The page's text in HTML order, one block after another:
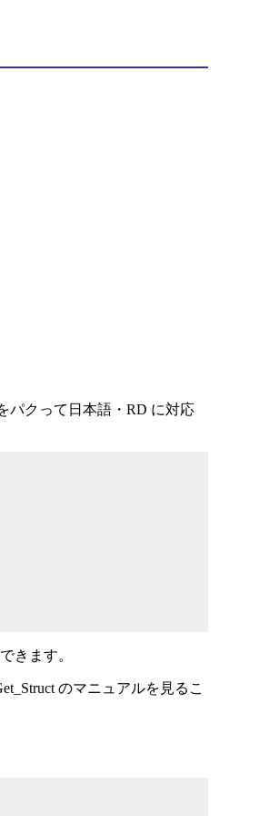
パクって日本語・RD に対応
きます。
のマニュアルを見るこ